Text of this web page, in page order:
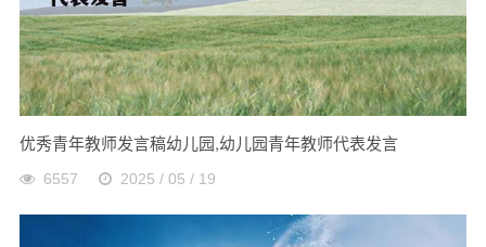
优秀青年教师发言稿幼儿园,幼儿园青年教师代表发言
6557 2025 / 05 / 19